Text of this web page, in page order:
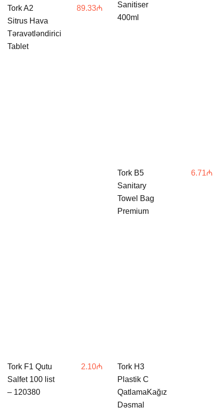
Tork A2
Sitrus Hava
Təravətləndirici
Tablet
89.33₼
Sanitiser
400ml
Tork B5
Sanitary
Towel Bag
Premium
6.71₼
Tork F1 Qutu
Salfet 100 list
– 120380
2.10₼
Tork H3
Plastik C
QatlamaKağız
Dəsmal